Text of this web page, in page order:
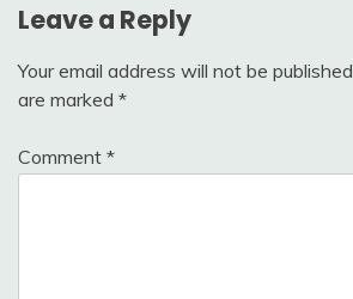
Leave a Reply
Your email address will not be published.
are marked *
Comment *